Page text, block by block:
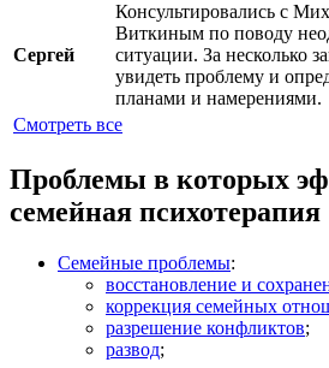
Сергей
Консультировались с
Виткиным по поводу
ситуации. За несколько
увидеть проблему и
планами и намерениями.
Смотреть все
Проблемы в которых
семейная психотерапия
Семейные проблемы:
восстановление и
коррекция семейных
разрешение конфликтов;
развод;